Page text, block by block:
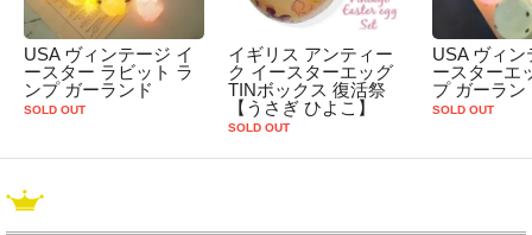
USA ヴィンテージ イ
ースター ラビット ラ
ンプ ガーランド
SOLD OUT
イギリス アンティー
ク イースターエッグ
TINボックス 復活祭
【うさぎ ひよこ】
SOLD OUT
USA ヴィン
ースターエ
プ ガーラン
SOLD OUT